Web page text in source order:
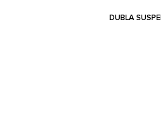
DUBLA